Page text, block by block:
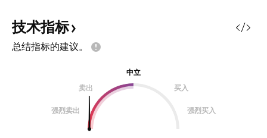
技术指标
总结指标的建议。
中立
卖出
买入
强烈卖出 强烈买入